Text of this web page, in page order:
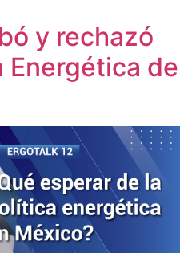
y rechazó
Energética de